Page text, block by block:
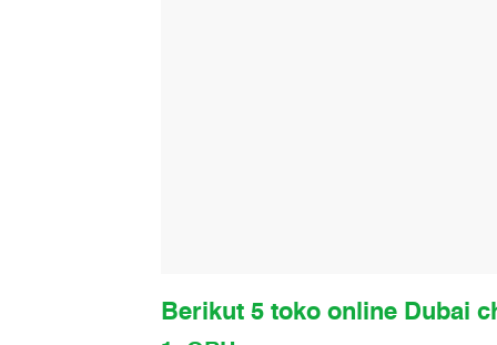
Berikut 5 toko online Dubai